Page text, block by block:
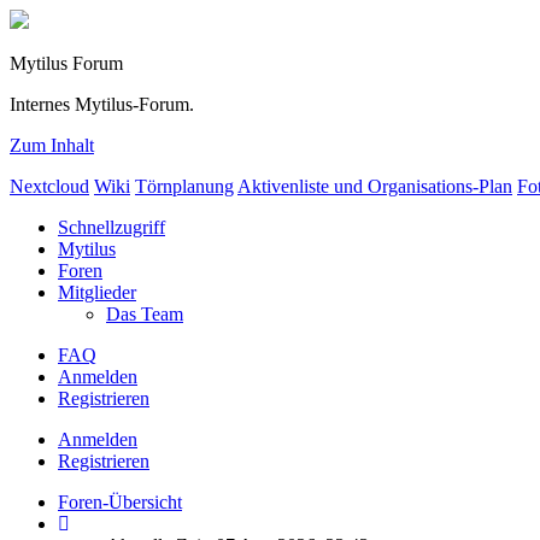
Mytilus Forum
Internes Mytilus-Forum.
Zum Inhalt
Nextcloud Wiki Törnplanung Aktivenliste und Organisations-Plan
Schnellzugriff
Mytilus
Foren
Mitglieder
Das Team
FAQ
Anmelden
Registrieren
Anmelden
Registrieren
Foren-Übersicht